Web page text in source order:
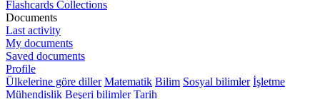
Flashcards Collections
Documents
Last activity
My documents
Saved documents
Profile
Ülkelerine göre diller Matematik Bilim Sosyal bilimler İşletme
Mühendislik Beşeri bilimler Tarih